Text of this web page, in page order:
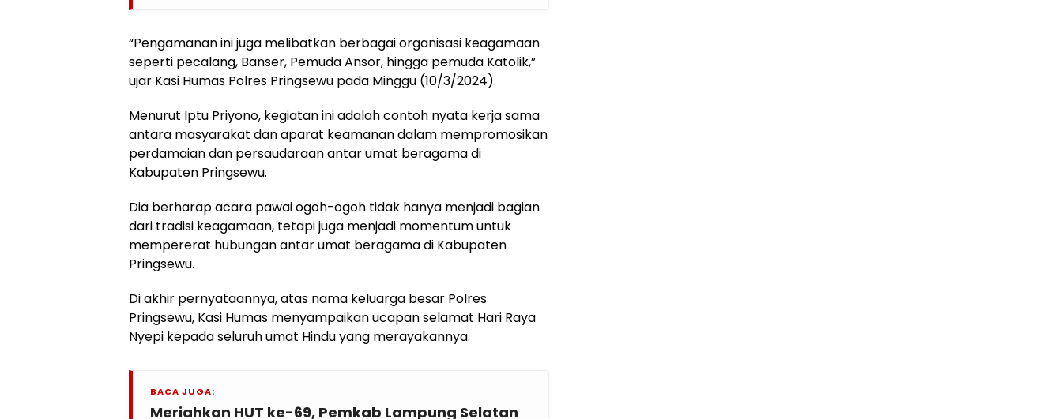
“Pengamanan ini juga melibatkan berbagai organisasi keagamaan
seperti pecalang, Banser, Pemuda Ansor, hingga pemuda Katolik,”
ujar Kasi Humas Polres Pringsewu pada Minggu (10/3/2024).
Menurut Iptu Priyono, kegiatan ini adalah contoh nyata kerja sama
antara masyarakat dan aparat keamanan dalam mempromosikan
perdamaian dan persaudaraan antar umat beragama di
Kabupaten Pringsewu.
Dia berharap acara pawai ogoh-ogoh tidak hanya menjadi bagian
dari tradisi keagamaan, tetapi juga menjadi momentum untuk
mempererat hubungan antar umat beragama di Kabupaten
Pringsewu.
Di akhir pernyataannya, atas nama keluarga besar Polres
Pringsewu, Kasi Humas menyampaikan ucapan selamat Hari Raya
Nyepi kepada seluruh umat Hindu yang merayakannya.
BACA JUGA:
Meriahkan HUT ke-69, Pemkab Lampung Selatan